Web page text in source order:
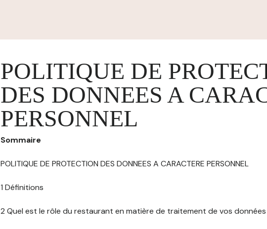
POLITIQUE DE
DES DONNEES A
PERSONNEL
Sommaire
POLITIQUE DE PROTECTION DES DONNEES A CARACTERE PERSONNEL
1 Définitions
2 Quel est le rôle du restaurant en matière de traitement de vos